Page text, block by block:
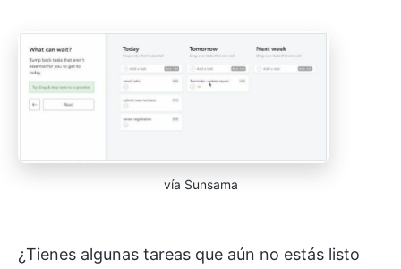
vía Sunsama
¿Tienes algunas tareas que aún no estás listo